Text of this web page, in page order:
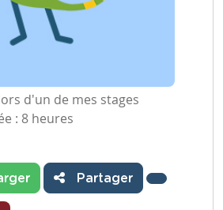
d'un de mes stages
: 8 heures
Partager